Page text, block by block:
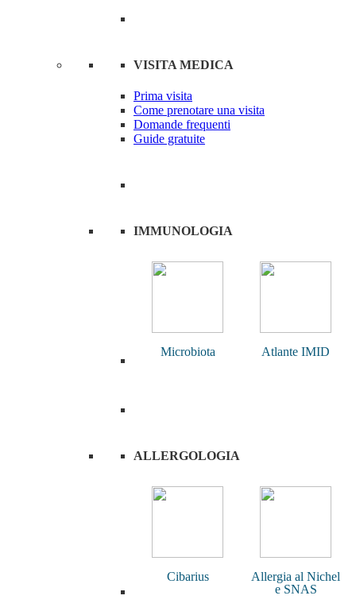
VISITA MEDICA
Prima visita
Come prenotare una visita
Domande frequenti
Guide gratuite
IMMUNOLOGIA
Microbiota Atlante IMID
ALLERGOLOGIA
Cibarius
Allergia al Nichel
e SNAS